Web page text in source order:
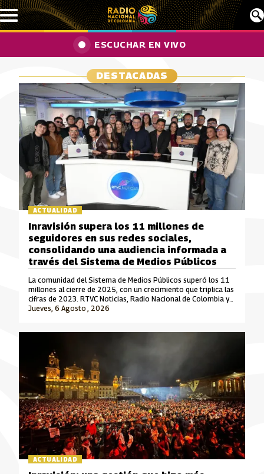
Pasar al contenido principal
ESCUCHAR EN VIVO
DESTACADAS
ACTUALIDAD
La comunidad del Sistema de Medios Públicos superó los 11
millones al cierre de 2025, con un crecimiento que triplica las
cifras de 2023. RTVC Noticias, Radio Nacional de Colombia y
Señal Colombia son las marcas que lideran este crecimiento.
Jueves, 6 Agosto , 2026
Inravisión supera los 11 millones de
seguidores en sus redes sociales,
consolidando una audiencia informada a
través del Sistema de Medios Públicos
ACTUALIDAD